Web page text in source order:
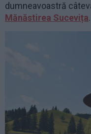
dumneavoastră
Mănăstirea Sucevița.